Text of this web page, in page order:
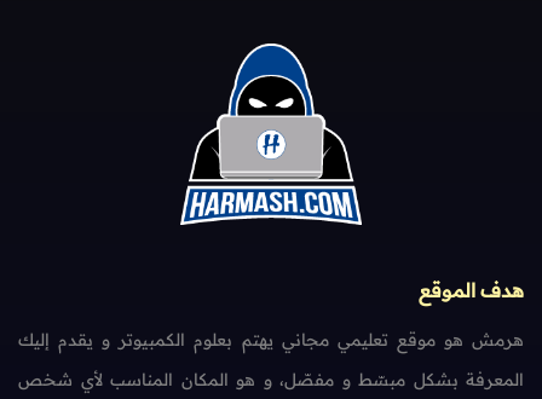
هدف الموقع
هرمش هو موقع تعليمي مجاني يهتم بعلوم الكمبيوتر و يقدم إليك
المعرفة بشكل مبسّط و مفصّل، و هو المكان المناسب لأي شخص